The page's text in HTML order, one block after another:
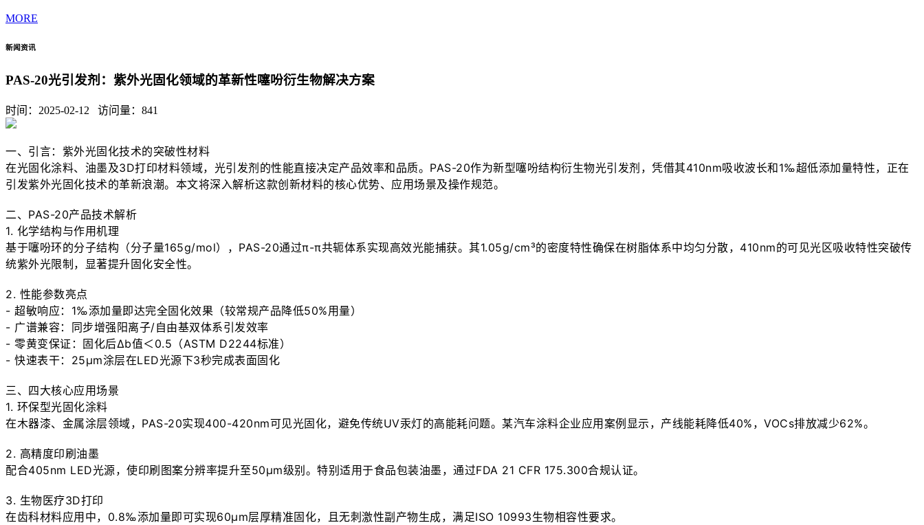
MORE
新闻资讯
​PAS-20光引发剂：紫外光固化领域的革新性噻吩衍生物解决方案
时间：2025-02-12 访问量： 841
一、引言：紫外光固化技术的突破性材料
在光固化涂料、油墨及3D打印材料领域，光引发剂的性能直接决定产品效率和品质。PAS-20作为新型噻吩结构衍生物光引发剂，凭借其410nm吸收波长和1‰超低添加量特性，正在
引发紫外光固化技术的革新浪潮。本文将深入解析这款创新材料的核心优势、应用场景及操作规范。
二、PAS-20产品技术解析
1. 化学结构与作用机理
基于噻吩环的分子结构（分子量165g/mol），PAS-20通过π-π共轭体系实现高效光能捕获。其1.05g/cm³的密度特性确保在树脂体系中均匀分散，410nm的可见光区吸收特性突破传
统紫外光限制，显著提升固化安全性。
2. 性能参数亮点
- 超敏响应：1‰添加量即达完全固化效果（较常规产品降低50%用量）
- 广谱兼容：同步增强阳离子/自由基双体系引发效率
- 零黄变保证：固化后Δb值＜0.5（ASTM D2244标准）
- 快速表干：25μm涂层在LED光源下3秒完成表面固化
三、四大核心应用场景
1. 环保型光固化涂料
在木器漆、金属涂层领域，PAS-20实现400-420nm可见光固化，避免传统UV汞灯的高能耗问题。某汽车涂料企业应用案例显示，产线能耗降低40%，VOCs排放减少62%。
2. 高精度印刷油墨
配合405nm LED光源，使印刷图案分辨率提升至50μm级别。特别适用于食品包装油墨，通过FDA 21 CFR 175.300合规认证。
3. 生物医疗3D打印
在齿科材料应用中，0.8‰添加量即可实现60μm层厚精准固化，且无刺激性副产物生成，满足ISO 10993生物相容性要求。